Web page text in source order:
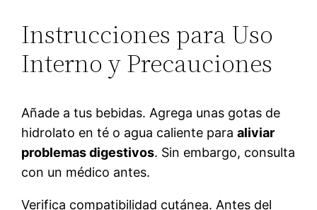
Instrucciones para Uso
Interno y Precauciones
Añade a tus bebidas. Agrega unas gotas de
hidrolato en té o agua caliente paraaliviar
problemas digestivos. Sin embargo, consulta
con un médico antes.
Verifica compatibilidad cutánea. Antes del